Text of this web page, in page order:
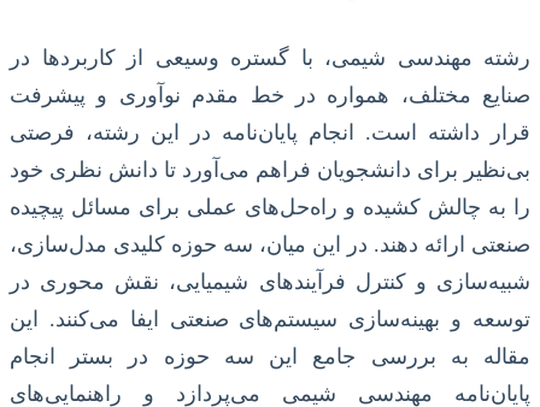
رشته مهندسی شیمی، با گستره وسیعی از کاربردها در
صنایع مختلف، همواره در خط مقدم نوآوری و پیشرفت
قرار داشته است. انجام پایان‌نامه در این رشته، فرصتی
بی‌نظیر برای دانشجویان فراهم می‌آورد تا دانش نظری خود
را به چالش کشیده و راه‌حل‌های عملی برای مسائل پیچیده
صنعتی ارائه دهند. در این میان، سه حوزه کلیدی مدل‌سازی،
شبیه‌سازی و کنترل فرآیندهای شیمیایی، نقش محوری در
توسعه و بهینه‌سازی سیستم‌های صنعتی ایفا می‌کنند. این
مقاله به بررسی جامع این سه حوزه در بستر انجام
پایان‌نامه مهندسی شیمی می‌پردازد و راهنمایی‌های